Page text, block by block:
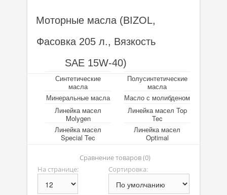
Минеральные масла
Масло с молибденом
Линейка масел Molygen
Линейка масел Top Tec
Линейка масел Special Tec
Линейка масел Optimal
Присадки
Присадки в масло
Присадки в системы охлаждения
Моторные масла (BIZOL,
Фасовка 205 л., Вязкость
SAE 15W-40)
Синтетические
масла
Полусинтетические
масла
Минеральные масла
Масло с молибденом
Линейка масел
Molygen
Линейка масел Top
Tec
Линейка масел
Special Tec
Линейка масел
Optimal
Сравнение товаров (0)
На странице:
Сортировка: